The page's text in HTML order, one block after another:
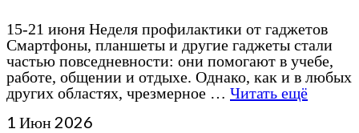
15-21 июня Неделя профилактики от гаджетов
Смартфоны, планшеты и другие гаджеты стали
частью повседневности: они помогают в учебе,
работе, общении и отдыхе. Однако, как и в любых
других областях, чрезмерное … Читать ещё
1 Июн 2026